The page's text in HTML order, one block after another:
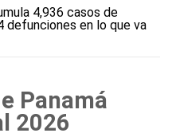
4,936 casos de
defunciones en lo que va
Panamá
2026